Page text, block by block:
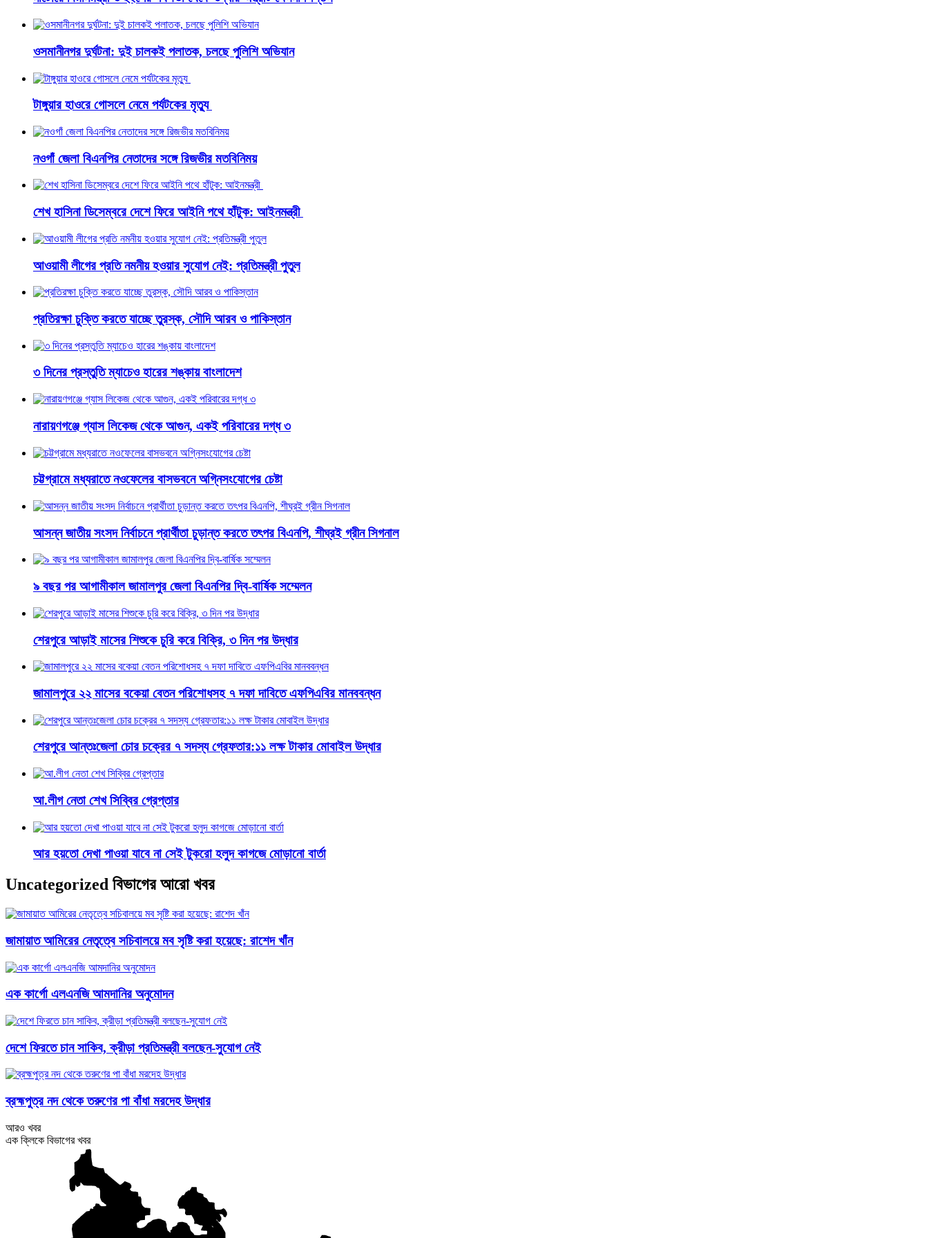
ওসমানীনগর দুর্ঘটনা: দুই চালকই পলাতক, চলছে পুলিশি অভিযান
টাঙ্গুয়ার হাওরে গোসলে নেমে পর্যটকের মৃত্যু
নওগাঁ জেলা বিএনপির নেতাদের সঙ্গে রিজভীর মতবিনিময়
শেখ হাসিনা ডিসেম্বরে দেশে ফিরে আইনি পথে হাঁটুক: আইনমন্ত্রী
আওয়ামী লীগের প্রতি নমনীয় হওয়ার সুযোগ নেই: প্রতিমন্ত্রী পুতুল
প্রতিরক্ষা চুক্তি করতে যাচ্ছে তুরস্ক, সৌদি আরব ও পাকিস্তান
৩ দিনের প্রস্তুতি ম্যাচেও হারের শঙ্কায় বাংলাদেশ
নারায়ণগঞ্জে গ্যাস লিকেজ থেকে আগুন, একই পরিবারের দগ্ধ ৩
চট্টগ্রামে মধ্যরাতে নওফেলের বাসভবনে অগ্নিসংযোগের চেষ্টা
আসন্ন জাতীয় সংসদ নির্বাচনে প্রার্থীতা চুড়ান্ত করতে তৎপর বিএনপি, শীঘ্রই গ্রীন সিগনাল
৯ বছর পর আগামীকাল জামালপুর জেলা বিএনপির দ্বি-বার্ষিক সম্মেলন
শেরপুরে আড়াই মাসের শিশুকে চুরি করে বিক্রি, ৩ দিন পর উদ্ধার
জামালপুরে ২২ মাসের বকেয়া বেতন পরিশোধসহ ৭ দফা দাবিতে এফপিএবির মানববন্ধন
শেরপুরে আন্তঃজেলা চোর চক্রের ৭ সদস্য গ্রেফতার:১১ লক্ষ টাকার মোবাইল উদ্ধার
আ.লীগ নেতা শেখ সিব্বির গ্রেপ্তার
আর হয়তো দেখা পাওয়া যাবে না সেই টুকরো হলুদ কাগজে মোড়ানো বার্তা
Uncategorized বিভাগের আরো খবর
জামায়াত আমিরের নেতৃত্বে সচিবালয়ে মব সৃষ্টি করা হয়েছে: রাশেদ খাঁন
এক কার্গো এলএনজি আমদানির অনুমোদন
দেশে ফিরতে চান সাকিব, ক্রীড়া প্রতিমন্ত্রী বলছেন-সুযোগ নেই
ব্রহ্মপুত্র নদ থেকে তরুণের পা বাঁধা মরদেহ উদ্ধার
আরও খবর
এক ক্লিকে বিভাগের খবর